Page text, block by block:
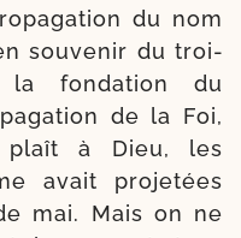
du nom
sou­ve­nir du troi­
la fon­da­tion du
de la Foi,
plaît à Dieu, les
avait pro­je­tées
mai. Mais on ne